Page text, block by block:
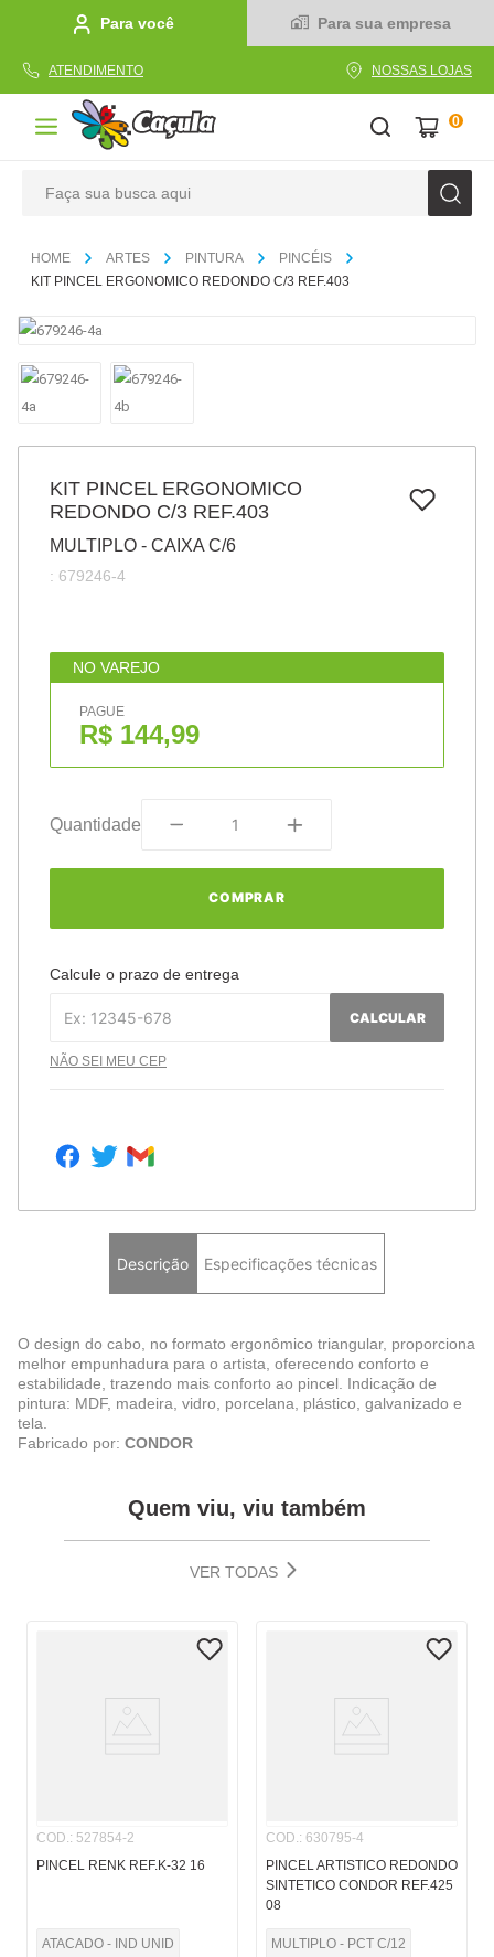
Para você Para sua empresa
ATENDIMENTO NOSSAS LOJAS
0
ARTES PINTURA
PINCÉIS
KIT PINCEL ERGONOMICO REDONDO C/3 REF.403
KIT PINCEL ERGONOMICO
REDONDO C/3 REF.403
MULTIPLO - CAIXA C/6
: 679246-4
NO VAREJO
PAGUE
R$ 144,99
Quantidade
COMPRAR
Calcule o prazo de entrega
CALCULAR
NÃO SEI MEU CEP
Descrição Especificações técnicas
O design do cabo, no formato ergonômico triangular, proporciona
melhor empunhadura para o artista, oferecendo conforto e
estabilidade, trazendo mais conforto ao pincel. Indicação de
pintura: MDF, madeira, vidro, porcelana, plástico, galvanizado e
tela.
Fabricado por: CONDOR
Quem viu, viu também
VER TODAS
COD.: 527854-2
PINCEL RENK REF.K-32 16
ATACADO - IND UNID
COD.: 630795-4
PINCEL ARTISTICO REDONDO
SINTETICO CONDOR REF.425
08
MULTIPLO - PCT C/12
1º caderno
2
papel
cola
barbante